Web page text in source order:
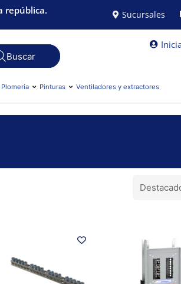
república. Sucursales
Plomería Pinturas Ventiladores y extractores